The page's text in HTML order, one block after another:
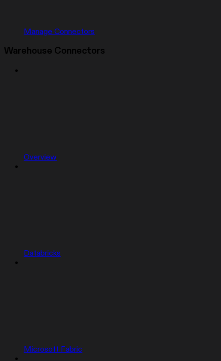
Manage Connectors
Warehouse Connectors
Overview
Databricks
Microsoft Fabric